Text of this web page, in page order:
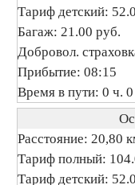
Тариф детский:
Багаж: 21.00 руб.
Добровол.
Прибытие: 08:15
Время в пути: 0 ч.
Расстояние: 20,80
Тариф полный:
Тариф детский: